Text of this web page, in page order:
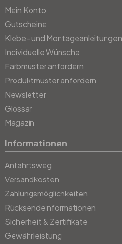
Mein Konto
Gutscheine
Klebe- und Montageanleitungen
Individuelle Wünsche
Farbmuster anfordern
Produktmuster anfordern
Newsletter
Glossar
Magazin
Informationen
Anfahrtsweg
Versandkosten
Zahlungsmöglichkeiten
Rücksendeinformationen
Sicherheit & Zertifikate
Gewährleistung